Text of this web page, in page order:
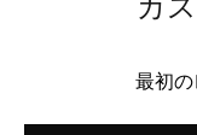
最初の